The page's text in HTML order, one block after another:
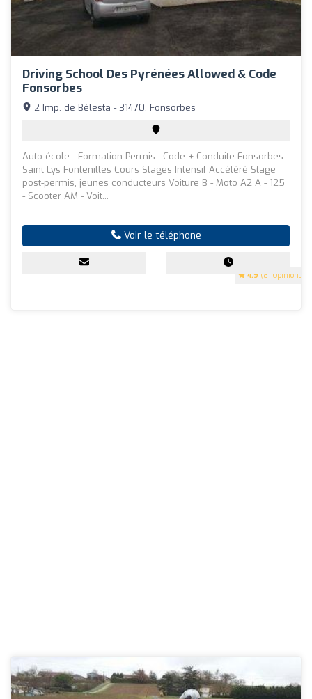
Driving School Des Pyrénées Allowed & Code
Fonsorbes
4.9 (81 Opinions)
2 Imp. de Bélesta - 31470, Fonsorbes
Auto école - Formation Permis : Code + Conduite Fonsorbes
Saint Lys Fontenilles Cours Stages Intensif Accéléré Stage
post-permis, jeunes conducteurs Voiture B - Moto A2 A - 125
- Scooter AM - Voit...
Voir le téléphone